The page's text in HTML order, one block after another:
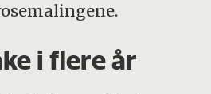
i flere år